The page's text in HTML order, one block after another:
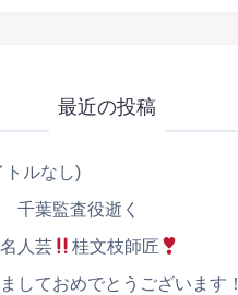
最近の投稿
トルなし)
千葉監査役逝く
人芸
桂文枝師匠
しておめでとうございます！